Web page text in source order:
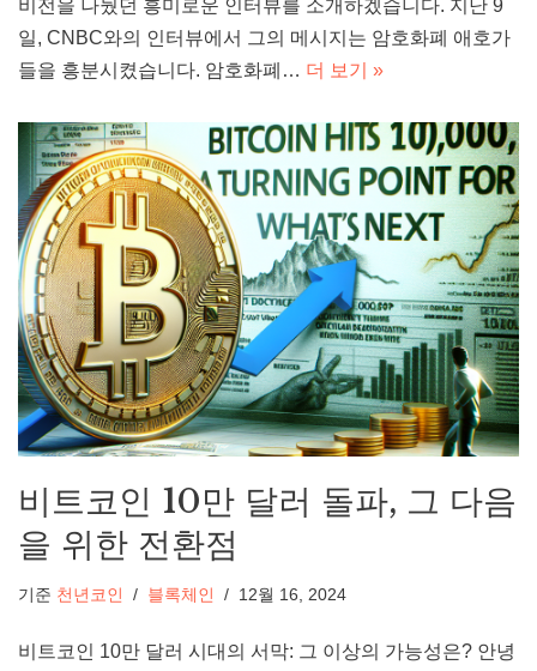
비전을 나눴던 흥미로운 인터뷰를 소개하겠습니다. 지난 9
일, CNBC와의 인터뷰에서 그의 메시지는 암호화폐 애호가
들을 흥분시켰습니다. 암호화폐… 더 보기 »
비트코인 10만 달러 돌파, 그 다음
을 위한 전환점
기준 천년코인 블록체인 12월 16, 2024
비트코인 10만 달러 시대의 서막: 그 이상의 가능성은? 안녕